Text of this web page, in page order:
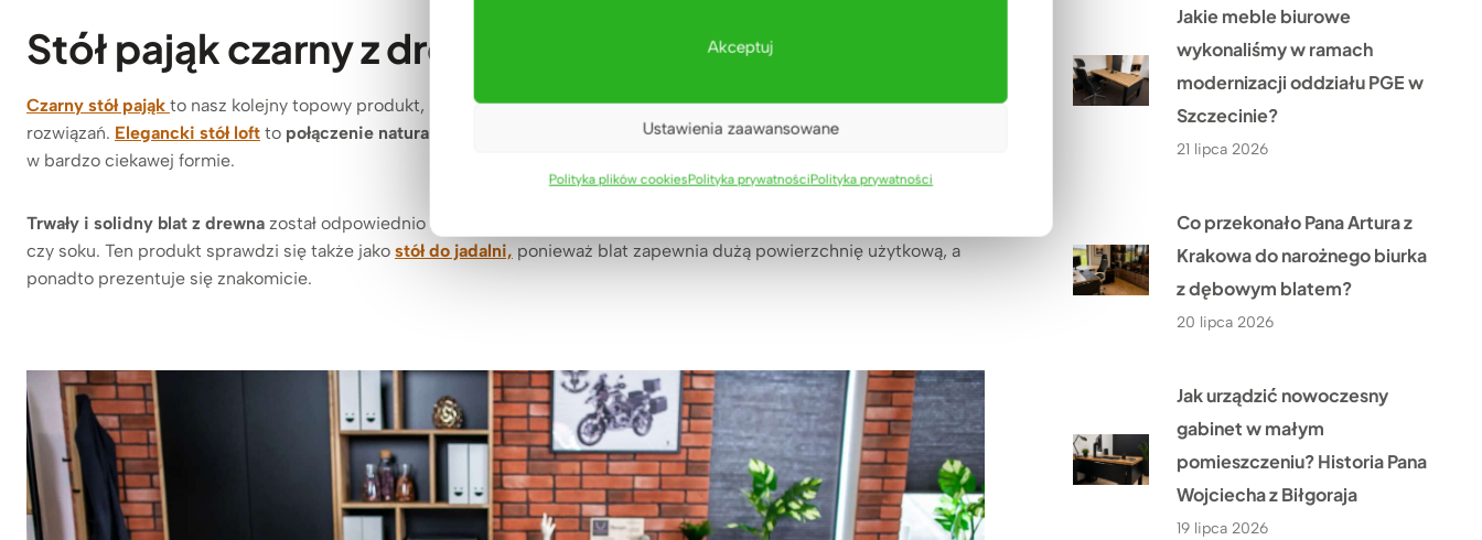
Akceptuj
Ustawienia zaawansowane
Polityka plików cookiesPolityka prywatnościPolityka prywatności
Stół pająk czarny z drewnem
Czarny stół pająk to nasz kolejny topowy produkt, który powstał z myślą o wszystkich miłośnikach niebanalnych
rozwiązań. Elegancki stół loft to połączenie naturalnego litego drewna dębowego oraz stabilnego metalowego stelaża
w bardzo ciekawej formie.
Trwały i solidny blat z drewna został odpowiednio zabezpieczony przed zabrudzeniami oraz śladami po kawie, herbacie
czy soku. Ten produkt sprawdzi się także jako stół do jadalni, ponieważ blat zapewnia dużą powierzchnię użytkową, a
ponadto prezentuje się znakomicie.
Jakie meble biurowe
wykonaliśmy w ramach
modernizacji oddziału PGE w
Szczecinie?
21 lipca 2026
Co przekonało Pana Artura z
Krakowa do narożnego biurka
z dębowym blatem?
20 lipca 2026
Jak urządzić nowoczesny
gabinet w małym
pomieszczeniu? Historia Pana
Wojciecha z Biłgoraja
19 lipca 2026